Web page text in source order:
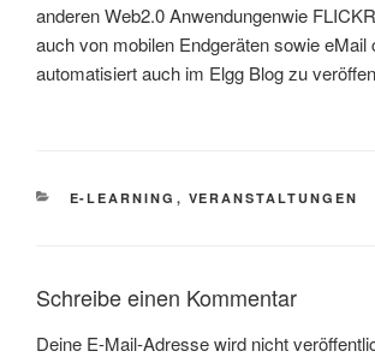
anderen Web2.0 Anwendungenwie FLICKR
auch von mobilen Endgeräten sowie eMail
automatisiert auch im Elgg Blog zu
KATEGORIEN
E-LEARNING , VERANSTALTUNGEN
Schreibe einen Kommentar
Deine E-Mail-Adresse wird nicht